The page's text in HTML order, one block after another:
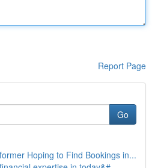
Report Page
Go
Hoping to Find Bookings in...